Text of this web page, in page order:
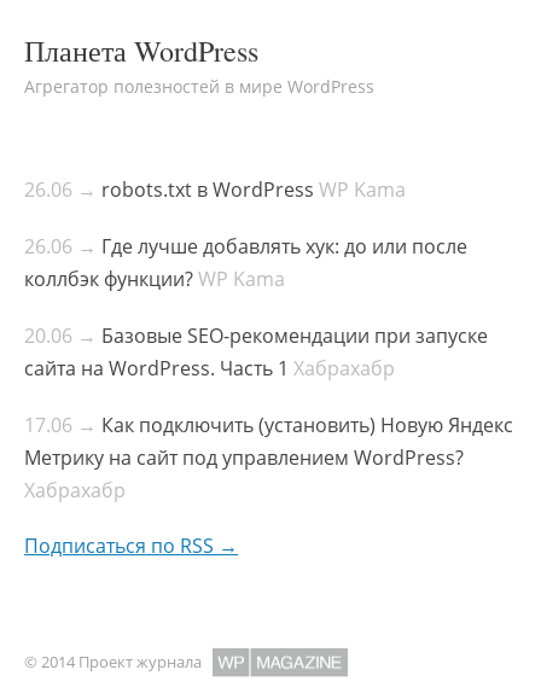
Планета WordPress
Агрегатор полезностей в мире WordPress
26.06 → robots.txt в WordPress WP Kama
26.06 → Где лучше добавлять хук: до или после
коллбэк функции?WP Kama
20.06 → Базовые SEO-рекомендации при запуске
сайта на WordPress. Часть 1 Хабрахабр
17.06 → Как подключить (установить) Новую Яндекс
Метрику на сайт под управлением WordPress?
Хабрахабр
Подписаться по RSS →
© 2014 Проект журнала